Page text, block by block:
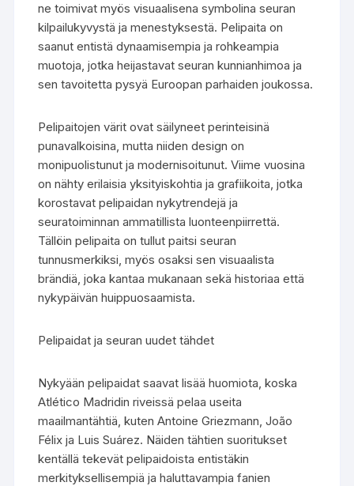
ne toimivat myös visuaalisena symbolina seuran
kilpailukyvystä ja menestyksestä. Pelipaita on
saanut entistä dynaamisempia ja rohkeampia
muotoja, jotka heijastavat seuran kunnianhimoa ja
sen tavoitetta pysyä Euroopan parhaiden joukossa.
Pelipaitojen värit ovat säilyneet perinteisinä
punavalkoisina, mutta niiden design on
monipuolistunut ja modernisoitunut. Viime vuosina
on nähty erilaisia yksityiskohtia ja grafiikoita, jotka
korostavat pelipaidan nykytrendejä ja
seuratoiminnan ammatillista luonteenpiirrettä.
Tällöin pelipaita on tullut paitsi seuran
tunnusmerkiksi, myös osaksi sen visuaalista
brändiä, joka kantaa mukanaan sekä historiaa että
nykypäivän huippuosaamista.
Pelipaidat ja seuran uudet tähdet
Nykyään pelipaidat saavat lisää huomiota, koska
Atlético Madridin riveissä pelaa useita
maailmantähtiä, kuten Antoine Griezmann, João
Félix ja Luis Suárez. Näiden tähtien suoritukset
kentällä tekevät pelipaidoista entistäkin
merkityksellisempiä ja haluttavampia fanien